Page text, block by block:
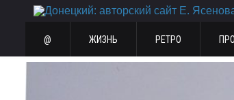
@ ЖИЗНЬ РЕТРО